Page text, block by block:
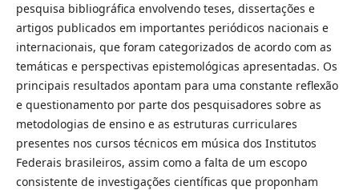
pesquisa bibliográfica envolvendo teses, dissertações e
artigos publicados em importantes periódicos nacionais e
internacionais, que foram categorizados de acordo com as
temáticas e perspectivas epistemológicas apresentadas. Os
principais resultados apontam para uma constante reflexão
e questionamento por parte dos pesquisadores sobre as
metodologias de ensino e as estruturas curriculares
presentes nos cursos técnicos em música dos Institutos
Federais brasileiros, assim como a falta de um escopo
consistente de investigações científicas que proponham